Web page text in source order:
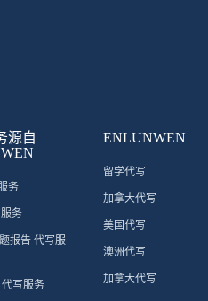
源自
务
务
报告 代写服
代写服务
ENLUNWEN
留学代写
加拿大代写
美国代写
澳洲代写
加拿大代写